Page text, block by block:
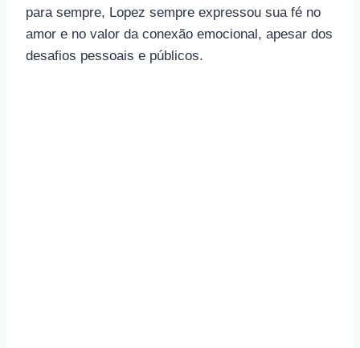
para sempre, Lopez sempre expressou sua fé no
amor e no valor da conexão emocional, apesar dos
desafios pessoais e públicos.